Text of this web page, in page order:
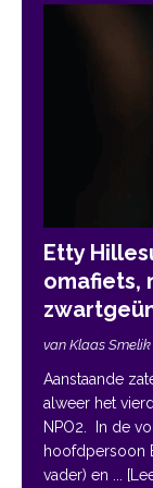
Etty
omafiets,
van Klaas
Aanstaande
alweer het
NPO2. In de
hoofdpersoon
vader) en ...